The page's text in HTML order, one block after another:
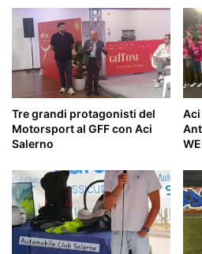
Tre grandi protagonisti del
Motorsport al GFF con Aci
Salerno
Aci